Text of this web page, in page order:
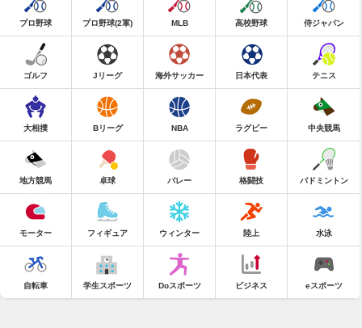
プロ野球 プロ野球(2軍) MLB 高校野球 侍ジャパン
ゴルフ Jリーグ 海外サッカー 日本代表 テニス
大相撲 Bリーグ NBA ラグビー 中央競馬
地方競馬 卓球 バレー 格闘技 バドミントン
モーター フィギュア ウィンター 陸上 水泳
自転車 学生スポーツ Doスポーツ ビジネス eスポーツ